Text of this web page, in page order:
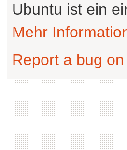
Ubuntu ist ein
Mehr
Report a bug